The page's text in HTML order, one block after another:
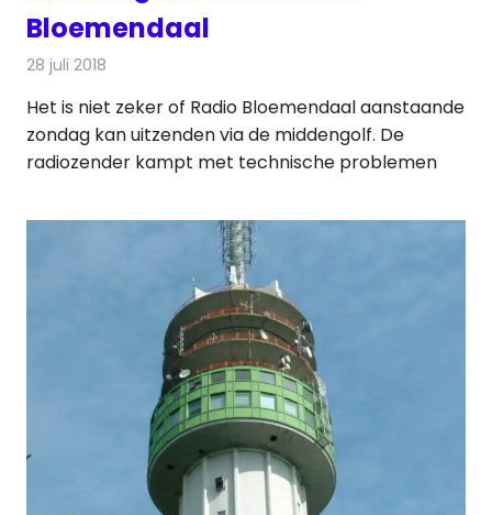
Bloemendaal
28 juli 2018
Het is niet zeker of Radio Bloemendaal aanstaande
zondag kan uitzenden via de middengolf. De
radiozender kampt met technische problemen